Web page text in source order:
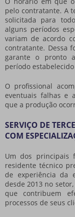
pelo contratante. A
solicitada para
alguns períodos
variam de acordo
contratante. Dessa
garante o pronto
período
O profissional
eventuais falhas e
que a produção
SERVIÇO DE
COM
Um dos principais
residente técnico
de experiência da
desde 2013 no
que contribuem
processos de seus